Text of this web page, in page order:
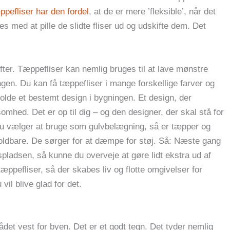
har den fordel , at de er mere ’fleksible’, når det
med at pille de slidte fliser ud og udskifte dem. Det
Tæppefliser kan nemlig bruges til at lave mønstre
Du kan få tæppefliser i mange forskellige farver og
et bestemt design i bygningen. Et design, der
Det er op til dig – og den designer, der skal stå for
vælger at bruge som gulvbelægning, så er tæpper og
De sørger for at dæmpe for støj. Så: Næste gang
så kunne du overveje at gøre lidt ekstra ud af
så der skabes liv og flotte omgivelser for
vil blive glad for det.
vest for byen. Det er et godt tegn. Det tyder nemlig